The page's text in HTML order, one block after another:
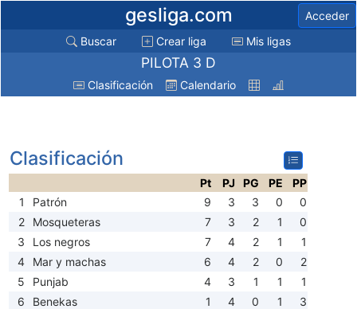
gesliga.com
Acceder
Buscar
Crear liga Mis ligas
PILOTA 3 D
Clasificación Calendario
Clasificación
Pt PJ PG PE
PP
1
Patrón 9 3 3 0
0
2
Mosqueteras 7 3 2 1
0
3
Los negros 7 4 2 1
1
4
Mar y machas 6 4 2 0
2
5
Punjab 4 3 1 1
1
6
Benekas 1 4 0 1
3